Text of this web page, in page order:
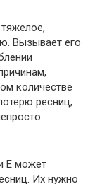
Вызывает его
количестве
ресниц,
Е может
Их нужно